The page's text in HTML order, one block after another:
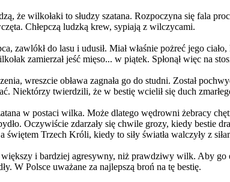
że wilkołaki to słudzy szatana. Rozpoczyna się fala
Chłepczą ludzką krew, sypiają z wilczycami.
zawlókł do lasu i udusił. Miał właśnie pożreć jego
zamierzał jeść mięso... w piątek. Spłonął więc na
wreszcie obława zagnała go do studni. Został
Niektórzy twierdzili, że w bestię wcielił się duch
w postaci wilka. Może dlatego wędrowni żebracy
Oczywiście zdarzały się chwile grozy, kiedy bestie
Trzech Króli, kiedy to siły światła walczyły z
i bardziej agresywny, niż prawdziwy wilk. Aby go
W Polsce uważane za najlepszą broń na tę bestię.